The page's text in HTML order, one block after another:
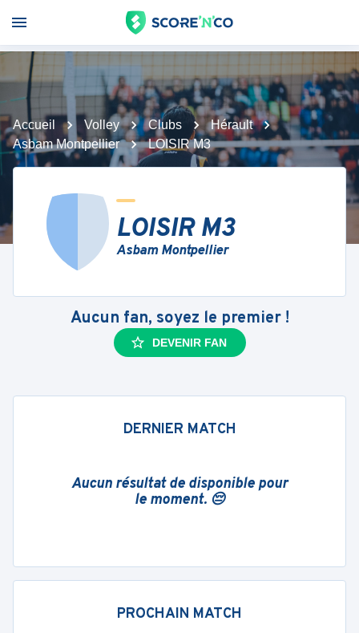
Accueil Volley Clubs
Hérault
Asbam Montpellier
LOISIR M3
LOISIR M3
Asbam Montpellier
Aucun fan, soyez le premier !
DEVENIR FAN
DERNIER MATCH
Aucun résultat de disponible pour
le moment. 😔
PROCHAIN MATCH